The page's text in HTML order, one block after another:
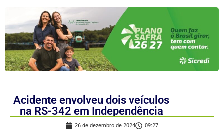
Acidente envolveu dois veículos
na RS-342 em Independência
26 de dezembro de 2024 09:27